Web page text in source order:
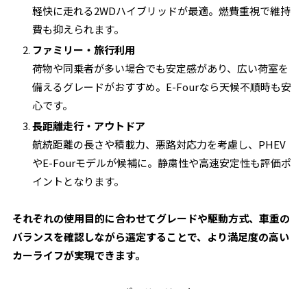
軽快に走れる2WDハイブリッドが最適。燃費重視で維持
費も抑えられます。
ファミリー・旅行利用
荷物や同乗者が多い場合でも安定感があり、広い荷室を
備えるグレードがおすすめ。E-Fourなら天候不順時も安
心です。
長距離走行・アウトドア
航続距離の長さや積載力、悪路対応力を考慮し、PHEV
やE-Fourモデルが候補に。静粛性や高速安定性も評価ポ
イントとなります。
それぞれの使用目的に合わせてグレードや駆動方式、車重の
バランスを確認しながら選定することで、より満足度の高い
カーライフが実現できます。